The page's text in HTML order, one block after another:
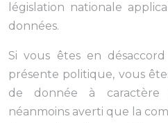
législation nationale
données.
Si vous êtes en
présente politique, vous
de donnée à caractère
néanmoins averti que la